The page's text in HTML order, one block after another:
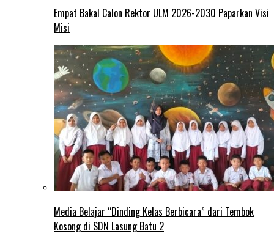
Empat Bakal Calon Rektor ULM 2026-2030 Paparkan Visi
Misi
Media Belajar “Dinding Kelas Berbicara” dari Tembok
Kosong di SDN Lasung Batu 2